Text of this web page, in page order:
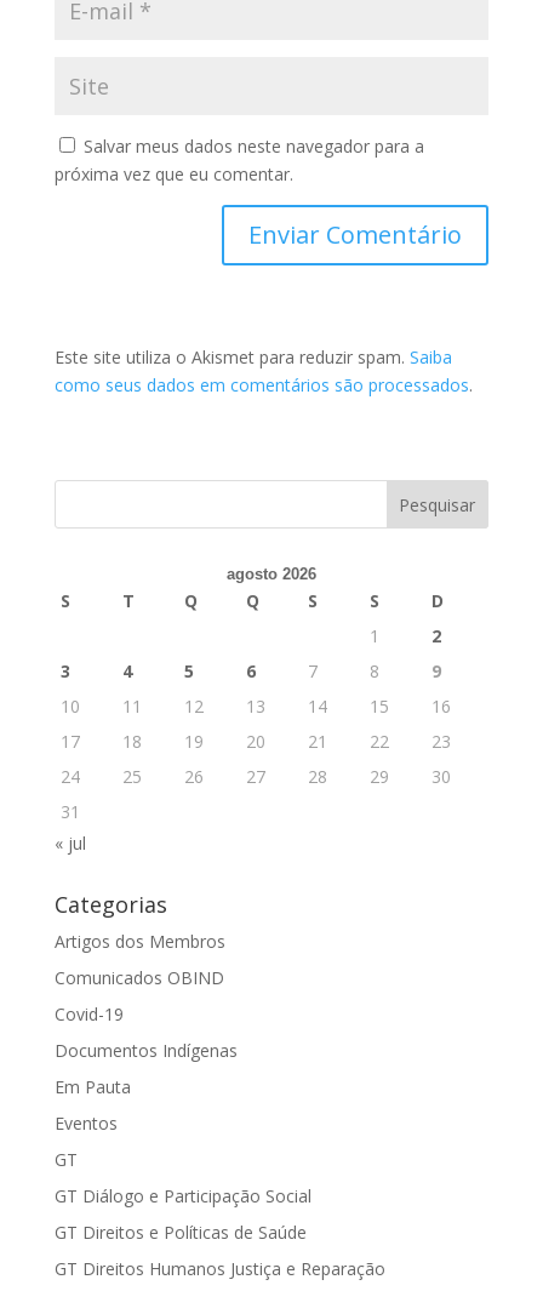
Salvar meus dados neste navegador para a
próxima vez que eu comentar.
Este site utiliza o Akismet para reduzir spam. Saiba
como seus dados em comentários são processados.
agosto 2026
S T Q Q S S
D
1
2
3
4 5 6 7 8
9
10
11 12 13 14 15
16
17
18 19 20 21 22
23
24
25 26 27 28 29
30
31
« jul
Categorias
Artigos dos Membros
Comunicados OBIND
Covid-19
Documentos Indígenas
Em Pauta
Eventos
GT
GT Diálogo e Participação Social
GT Direitos e Políticas de Saúde
GT Direitos Humanos Justiça e Reparação